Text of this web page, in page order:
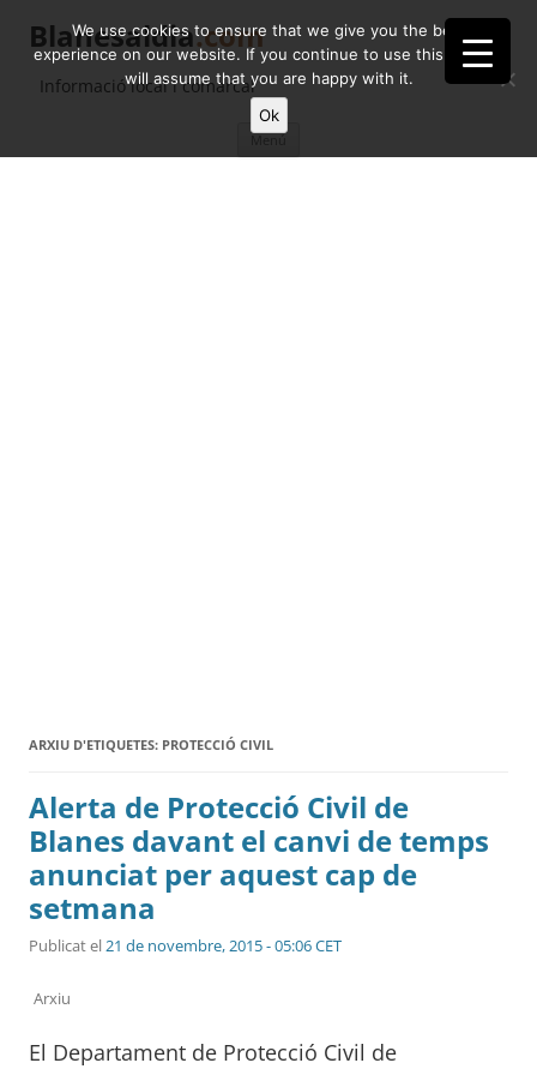
Blanesaldia.com
Informació local i comarcal
contingut
ARXIU D'ETIQUETES: PROTECCIÓ CIVIL
Alerta de Protecció Civil de
Blanes davant el canvi de temps
anunciat per aquest cap de
setmana
Publicat el21 de novembre, 2015 - 05:06 CET
Arxiu
El Departament de Protecció Civil de
We use cookies to ensure that we give you the best
experience on our website. If you continue to use this site we
will assume that you are happy with it.
Ok